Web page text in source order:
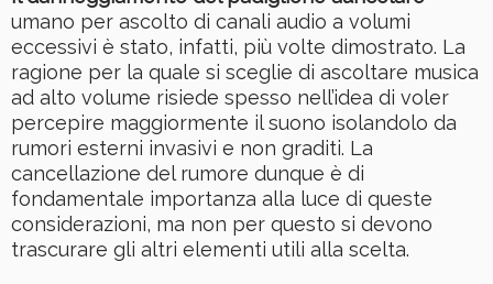
umano per ascolto di canali audio a volumi
eccessivi è stato, infatti, più volte dimostrato. La
ragione per la quale si sceglie di ascoltare musica
ad alto volume risiede spesso nell’idea di voler
percepire maggiormente il suono isolandolo da
rumori esterni invasivi e non graditi. La
cancellazione del rumore dunque è di
fondamentale importanza alla luce di queste
considerazioni, ma non per questo si devono
trascurare gli altri elementi utili alla scelta.